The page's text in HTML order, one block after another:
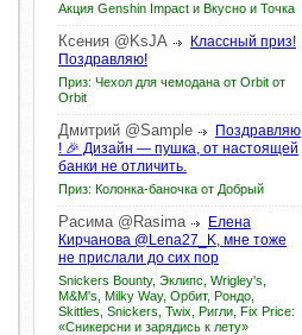
Акция Genshin Impact и Вкусно и Точка
Ксения @KsJA
Классный приз!
Поздравляю!
Приз: Чехол для чемодана от Orbit от
Orbit
Дмитрий @Sample
Поздравляю
! 🎉 Дизайн — пушка, от настоящей
банки не отличить.
Приз: Колонка-баночка от Добрый
Расима @Rasima
Елена
Кирчанова @Lena27_K, мне тоже
не прислали до сих пор
Snickers Bounty, Эклипс, Wrigley's,
M&M's, Milky Way, Орбит, Рондо,
Skittles, Snickers, Twix, Ригли, Fix Price:
«Сникерсни и зарядись к лету»